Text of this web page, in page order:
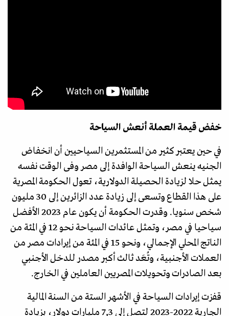
خفض قيمة العملة أنعش السياحة
في حين يعتبر كثير من المستثمرين السياحيين أن انخفاض
الجنيه ينعش السياحة الوافدة إلى مصر وفى الوقت نفسه
يمثل حلا لزيادة الحصيلة الدولارية، تعول الحكومة المصرية
على هذا القطاع وتسعى إلى زيادة عدد الزائرين إلى 30 مليون
شخص سنويا. وقدرت الحكومة أن يكون عام 2023 الأفضل
سياحيا في مصر، وتمثل عائدات السياحة نحو 12 في المئة من
الناتج المحلي الإجمالي، ونحو 15 في المئة من إيرادات مصر من
العملات الأجنبية، وتُعَد ثالث أكبر مصدر للدخل الأجنبي
بعد الصادرات وتحويلات المصريين العاملين في الخارج.
قفزت إيرادات السياحة في الأشهر الستة من السنة المالية
الجارية 2022-2023 لتصل إلى 7,3 مليارات دولار، بزيادة